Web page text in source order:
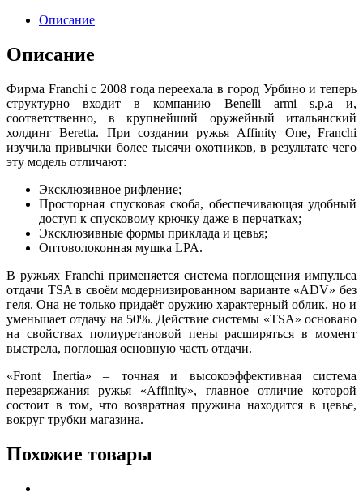
Описание
Описание
Фирма Franchi с 2008 года переехала в город Урбино и теперь
структурно входит в компанию Benelli armi s.p.a и,
соответственно, в крупнейший оружейный итальянский
холдинг Beretta. При создании ружья Affinity One, Franchi
изучила привычки более тысячи охотников, в результате чего
эту модель отличают:
Эксклюзивное рифление;
Просторная спусковая скоба, обеспечивающая удобный
доступ к спусковому крючку даже в перчатках;
Эксклюзивные формы приклада и цевья;
Оптоволоконная мушка LPA.
В ружьях Franchi применяется система поглощения импульса
отдачи TSA в своём модернизированном варианте «ADV» без
геля. Она не только придаёт оружию характерный облик, но и
уменьшает отдачу на 50%. Действие системы «TSA» основано
на свойствах полиуретановой пены расширяться в момент
выстрела, поглощая основную часть отдачи.
«Front Inertia» – точная и высокоэффективная система
перезаряжания ружья «Affinity», главное отличие которой
состоит в том, что возвратная пружина находится в цевье,
вокруг трубки магазина.
Похожие товары